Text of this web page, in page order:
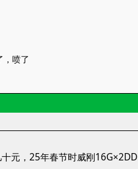
，喷了
元，25年春节时威刚